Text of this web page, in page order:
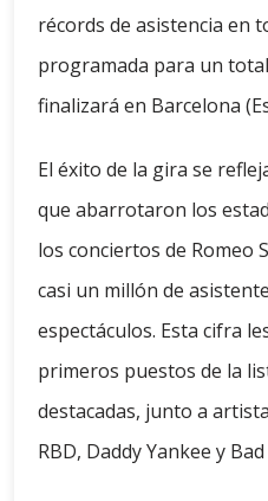
récords de asistencia en
programada para un
finalizará en Barcelona
El éxito de la gira se
que abarrotaron los
los conciertos de Romeo
casi un millón de
espectáculos. Esta cifra
primeros puestos de la
destacadas, junto a
RBD, Daddy Yankee y